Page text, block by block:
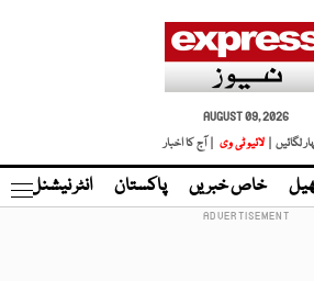
AUGUST 09, 2026
لگائیں |
لائیو ٹی وی | آج کا اخبار
خاص خبریں پاکستان انٹر نیشنل